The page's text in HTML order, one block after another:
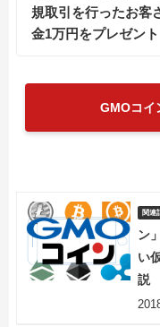
規取引を行ったお客
金1万円をプレゼント
GMOコイ
ン
い
説